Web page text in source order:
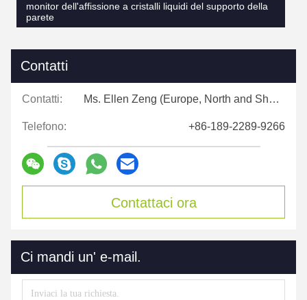
monitor dell'affissione a cristalli liquidi del supporto della
parete
Contatti
Contatti: Ms. Ellen Zeng (Europe, North and Shouth America)
Telefono: +86-189-2289-9266
Contattaci ora
Ci mandi un' e-mail.